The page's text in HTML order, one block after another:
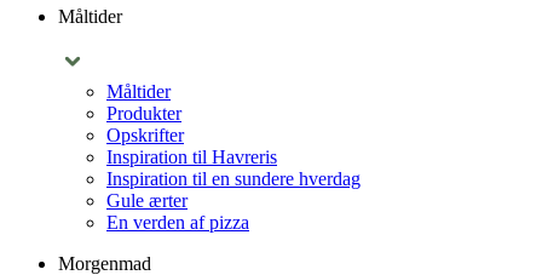
Måltider
Måltider
Produkter
Opskrifter
Inspiration til Havreris
Inspiration til en sundere hverdag
Gule ærter
En verden af pizza
Morgenmad